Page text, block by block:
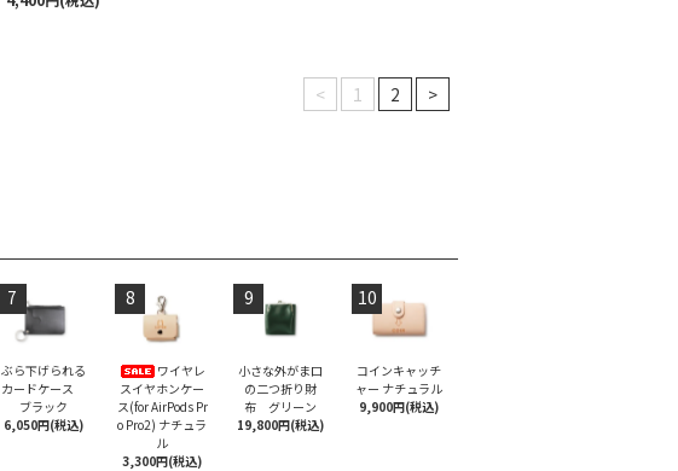
< 1 2 >
7
ぶら下げられる
カードケース
ブラック
6,050円(税込)
8
ワイヤレ
スイヤホンケー
ス(for AirPods Pr
o Pro2) ナチュラ
ル
3,300円(税込)
9
小さな外がま口
の二つ折り財
布 グリーン
19,800円(税込)
10
コインキャッチ
ャー ナチュラル
9,900円(税込)